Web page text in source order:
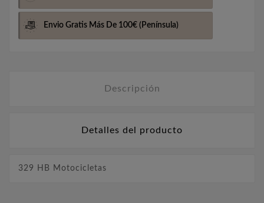
Envio Gratis Más De 100€ (Península)
Descripción
Detalles del producto
329 HB Motocicletas